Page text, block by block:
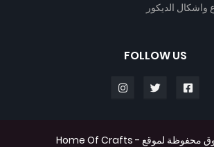
واشكال الديكور
FOLLOW US
محفوظة لموقع - Home Of Crafts